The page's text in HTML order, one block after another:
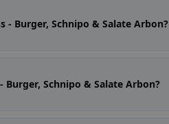
- Burger, Schnipo & Salate Arbon?
Burger, Schnipo & Salate Arbon?